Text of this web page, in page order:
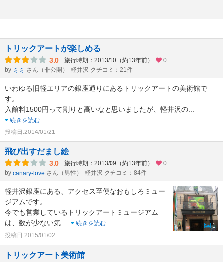
トリックアートが楽しめる
3.0 旅行時期：2013/10（約13年前）
0
by ミミ さん（非公開） 軽井沢 クチコミ：21件
いわゆる旧軽エリアの銀座通りにあるトリックアートの美術館で
す。
入館料1500円って割りと高いなと思いましたが、軽井沢の...
続きを読む
投稿日:2014/01/21
飛び出すだまし絵
3.0 旅行時期：2013/09（約13年前）
0
by canary-love さん（男性） 軽井沢 クチコミ：84件
軽井沢銀座にある、アクセス至便なおもしろミュー
ジアムです。
今でも営業しているトリックアートミュージアム
は、数が少ない気...
続きを読む
投稿日:2015/01/02
1
トリックアート美術館